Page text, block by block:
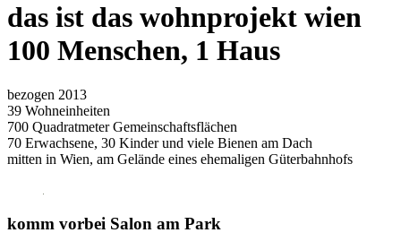
das ist das wohnprojekt wien
100 Menschen, 1 Haus
bezogen 2013
39 Wohneinheiten
700 Quadratmeter Gemeinschaftsflächen
70 Erwachsene, 30 Kinder und viele Bienen am Dach
mitten in Wien, am Gelände eines ehemaligen Güterbahnhofs
komm vorbei Salon am Park